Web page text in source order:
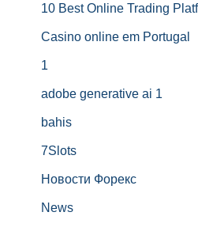
10 Best Online Trading
Casino online em Portugal
1
adobe generative ai 1
bahis
7Slots
Новости Форекс
News